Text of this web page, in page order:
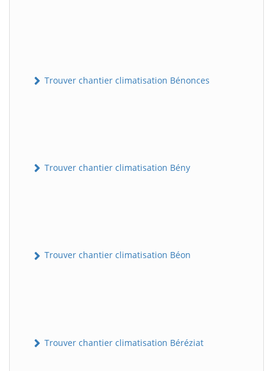
Trouver chantier climatisation Bénonces
Trouver chantier climatisation Bény
Trouver chantier climatisation Béon
Trouver chantier climatisation Béréziat